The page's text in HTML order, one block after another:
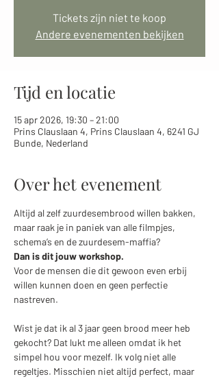
Tickets zijn niet te koop
Andere evenementen bekijken
Tijd en locatie
15 apr 2026, 19:30 – 21:00
Prins Clauslaan 4, Prins Clauslaan 4, 6241 GJ
Bunde, Nederland
Over het evenement
Altijd al zelf zuurdesembrood willen bakken,
maar raak je in paniek van alle filmpjes,
schema’s en de zuurdesem-maffia?
Dan is dit jouw workshop.
Voor de mensen die dit gewoon even erbij
willen kunnen doen en geen perfectie
nastreven.
Wist je dat ik al 3 jaar geen brood meer heb
gekocht? Dat lukt me alleen omdat ik het
simpel hou voor mezelf. Ik volg niet alle
regeltjes. Misschien niet altijd perfect, maar